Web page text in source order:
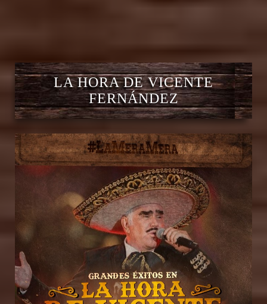
LA HORA DE VICENTE
FERNÁNDEZ